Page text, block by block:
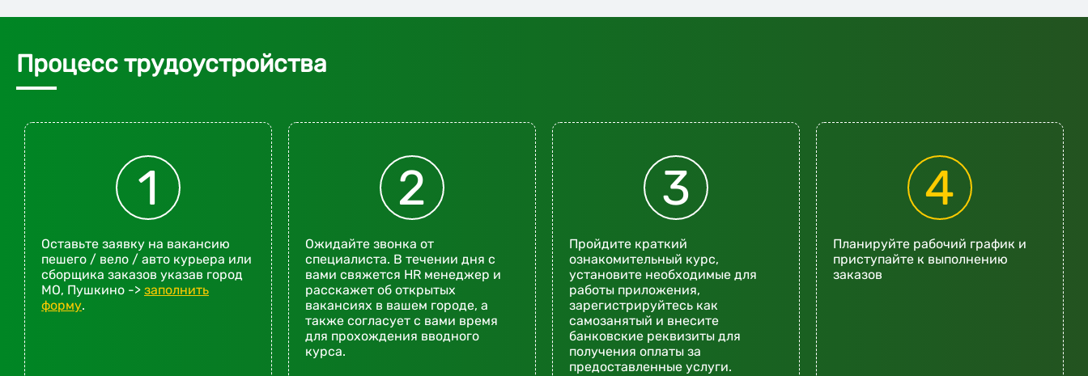
Процесс трудоустройства
1
Оставьте заявку на вакансию
пешего / вело / авто курьера или
сборщика заказов указав город
МО, Пушкино -> заполнить
форму.
2
Ожидайте звонка от
специалиста. В течении дня с
вами свяжется HR менеджер и
расскажет об открытых
вакансиях в вашем городе, а
также согласует с вами время
для прохождения вводного
курса.
3
Пройдите краткий
ознакомительный курс,
установите необходимые для
работы приложения,
зарегистрируйтесь как
самозанятый и внесите
банковские реквизиты для
получения оплаты за
предоставленные услуги.
4
Планируйте рабочий график и
приступайте к выполнению
заказов